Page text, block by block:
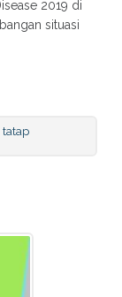
2019 di
situasi
tatap